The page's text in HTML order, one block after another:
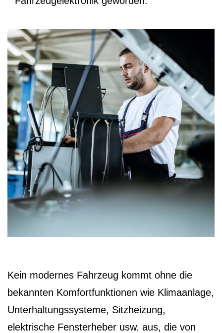
Kein modernes Fahrzeug kommt ohne die
bekannten Komfortfunktionen wie Klimaanlage,
Unterhaltungssysteme, Sitzheizung,
elektrische Fensterheber usw. aus, die von